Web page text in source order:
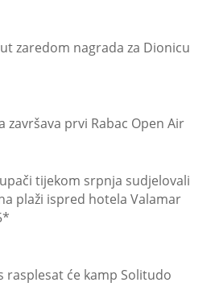
zaredom nagrada za Dionicu
završava prvi Rabac Open Air
tijekom srpnja sudjelovali
plaži ispred hotela Valamar
rasplesat će kamp Solitudo